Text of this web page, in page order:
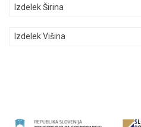
Izdelek Širina
Izdelek Višina